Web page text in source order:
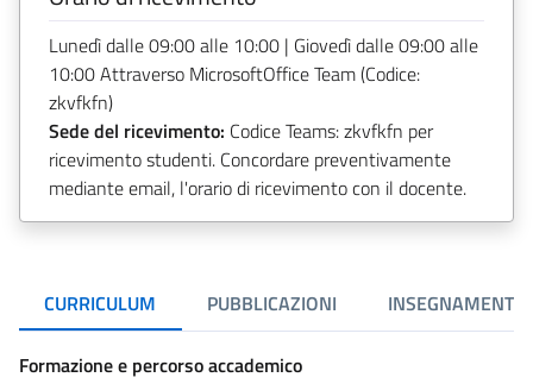
Lunedì dalle 09:00 alle 10:00 | Giovedì dalle 09:00 alle
10:00 Attraverso MicrosoftOffice Team (Codice:
zkvfkfn)
Sede del ricevimento: Codice Teams: zkvfkfn per
ricevimento studenti. Concordare preventivamente
mediante email, l'orario di ricevimento con il docente.
CURRICULUM PUBBLICAZIONI INSEGNAMENTI
Formazione e percorso accademico